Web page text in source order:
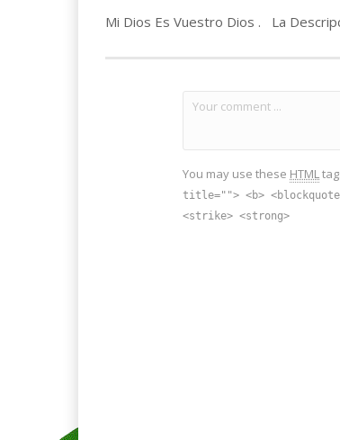
Mi Dios Es Vuestro Dios .
You may use these HTML
title=""> <b>
<strike> <strong>